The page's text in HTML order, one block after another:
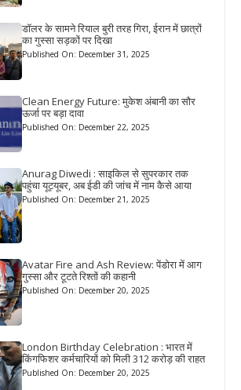
डॉलर के सामने रियाल बुरी तरह गिरा, ईरान में छात्रों
का गुस्सा सड़कों पर दिखा
Published On: December 31, 2025
Clean Energy Future: मुकेश अंबानी का सौर
ऊर्जा पर बड़ा दावा
Published On: December 22, 2025
Anurag Diwedi : साइकिल से सुपरकार तक
पहुंचा यूट्यूबर, अब ईडी की जांच में नाम कैसे आया
Published On: December 21, 2025
Avatar Fire and Ash Review: पेंडोरा में आग
गुस्सा और टूटते रिश्तों की कहानी
Published On: December 20, 2025
London Birthday Celebration : भारत में
किंगफिशर कर्मचारियों को मिली 312 करोड़ की राहत
Published On: December 20, 2025